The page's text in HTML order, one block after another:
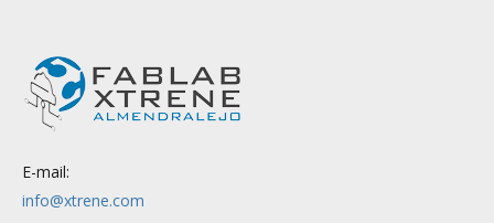
E-mail:
info@xtrene.com